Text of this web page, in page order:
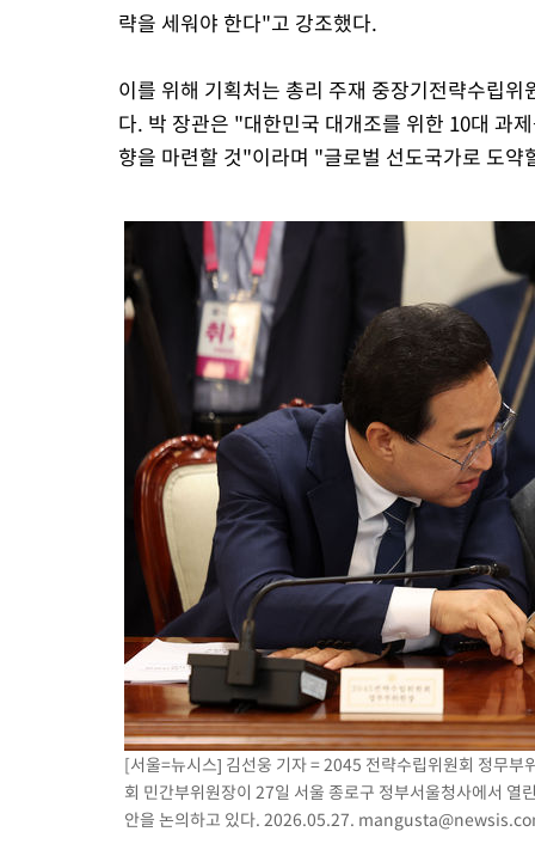
략을 세워야 한다"고 강조했다.
이를 위해 기획처는 총리 주재 중장기전략수립
다. 박 장관은 "대한민국 대개조를 위한 10대 과
향을 마련할 것"이라며 "글로벌 선도국가로 도
[서울=뉴시스] 김선웅 기자 = 2045 전략수립위원회 정무
회 민간부위원장이 27일 서울 종로구 정부서울청사에서
안을 논의하고 있다. 2026.05.27.